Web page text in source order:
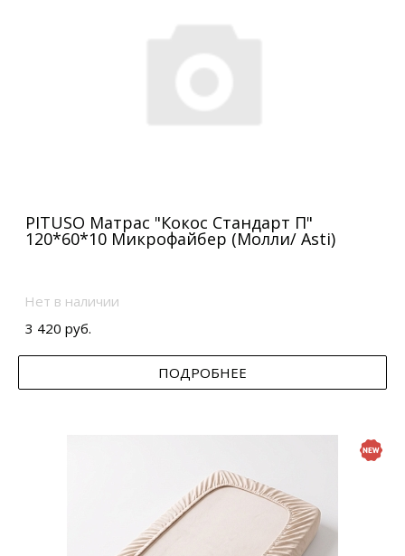
PITUSO Матрас "Кокос Стандарт П"
120*60*10 Микрофайбер (Молли/ Asti)
Нет в наличии
3 420 руб.
ПОДРОБНЕЕ